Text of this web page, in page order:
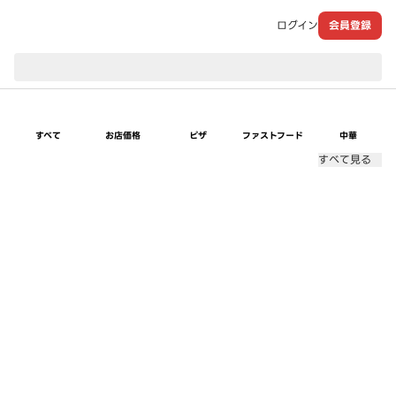
ログイン 会員登録
すべて お店価格 ピザ ファストフード 中華
すべて見る